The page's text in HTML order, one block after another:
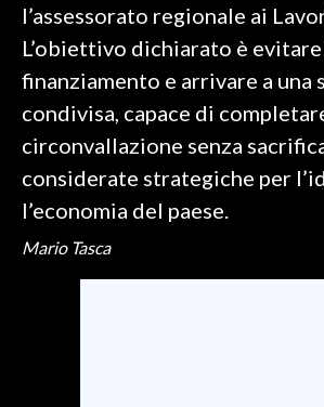
ANNUNCI
l’assessorato regionale ai
L’obiettivo dichiarato è
finanziamento e arrivare a una
condivisa, capace di
circonvallazione senza
considerate strategiche per
l’economia del paese.
Mario Tasca